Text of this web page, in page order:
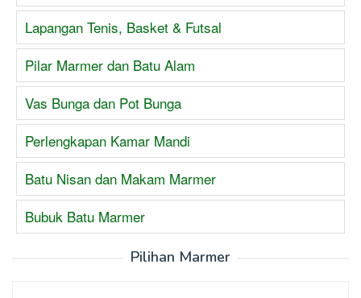
Lapangan Tenis, Basket & Futsal
Pilar Marmer dan Batu Alam
Vas Bunga dan Pot Bunga
Perlengkapan Kamar Mandi
Batu Nisan dan Makam Marmer
Bubuk Batu Marmer
Pilihan Marmer